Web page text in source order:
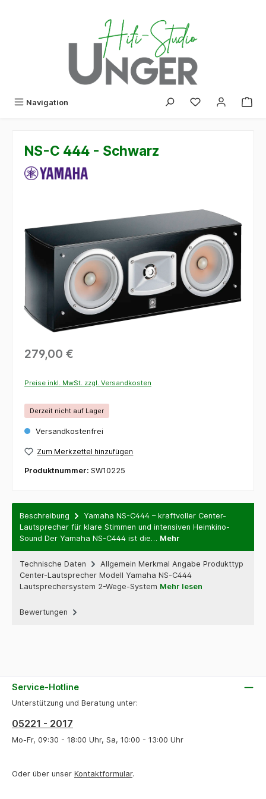
Navigation
NS-C 444 - Schwarz
279,00 €
Preise inkl. MwSt. zzgl. Versandkosten
Derzeit nicht auf Lager
Versandkostenfrei
Zum Merkzettel hinzufügen
Produktnummer: SW10225
Beschreibung
Yamaha NS-C444 – kraftvoller Center-
Lautsprecher für klare Stimmen und intensiven Heimkino-
Sound Der Yamaha NS-C444 ist die… Mehr
Technische Daten
Allgemein Merkmal Angabe Produkttyp
Center-Lautsprecher Modell Yamaha NS-C444
Lautsprechersystem 2-Wege-System Mehr lesen
Bewertungen
Service-Hotline
Unterstützung und Beratung unter:
05221 - 2017
Mo-Fr, 09:30 - 18:00 Uhr, Sa, 10:00 - 13:00 Uhr
Oder über unser Kontaktformular.